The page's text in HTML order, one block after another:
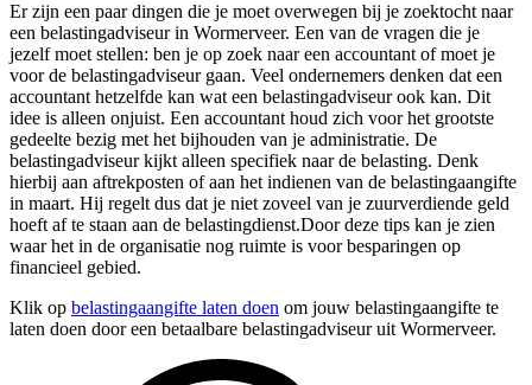
Er zijn een paar dingen die je moet overwegen bij je zoektocht naar
een belastingadviseur in Wormerveer. Een van de vragen die je
jezelf moet stellen: ben je op zoek naar een accountant of moet je
voor de belastingadviseur gaan. Veel ondernemers denken dat een
accountant hetzelfde kan wat een belastingadviseur ook kan. Dit
idee is alleen onjuist. Een accountant houd zich voor het grootste
gedeelte bezig met het bijhouden van je administratie. De
belastingadviseur kijkt alleen specifiek naar de belasting. Denk
hierbij aan aftrekposten of aan het indienen van de belastingaangifte
in maart. Hij regelt dus dat je niet zoveel van je zuurverdiende geld
hoeft af te staan aan de belastingdienst.Door deze tips kan je zien
waar het in de organisatie nog ruimte is voor besparingen op
financieel gebied.
Klik op belastingaangifte laten doen om jouw belastingaangifte te
laten doen door een betaalbare belastingadviseur uit Wormerveer.